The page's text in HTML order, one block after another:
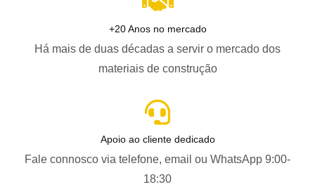
+20 Anos no mercado
Há mais de duas décadas a servir o mercado dos
materiais de construção
Apoio ao cliente dedicado
Fale connosco via telefone, email ou WhatsApp 9:00-
18:30